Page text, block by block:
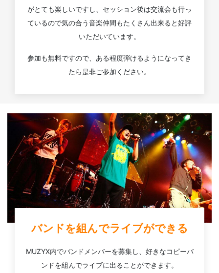
がとても楽しいですし、セッション後は交流会も行っ
ているので気の合う音楽仲間もたくさん出来ると好評
いただいています。
参加も無料ですので、ある程度弾けるようになってき
たら是非ご参加ください。
バンドを組んでライブができる
MUZYX内でバンドメンバーを募集し、好きなコピーバ
ンドを組んでライブに出ることができます。